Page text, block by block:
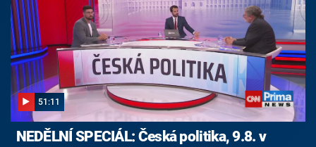
51:11
NEDĚLNÍ SPECIÁL: Česká politika, 9.8. v